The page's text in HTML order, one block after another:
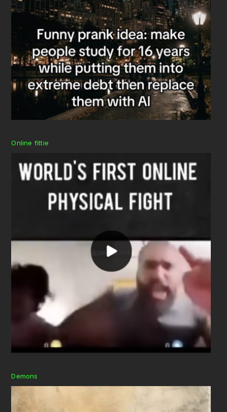
Online fittie
Demons